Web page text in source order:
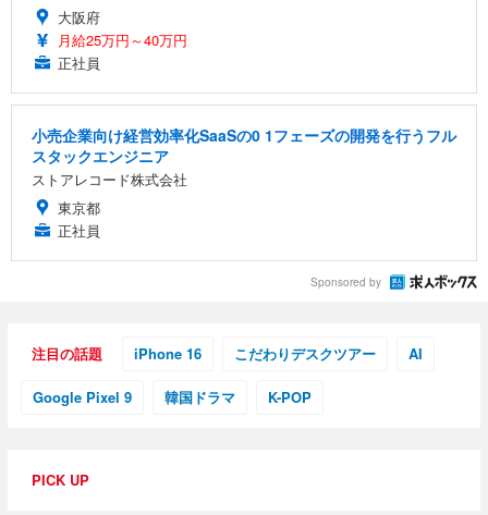
大阪府
月給25万円～40万円
正社員
小売企業向け経営効率化SaaSの0 1フェーズの開発を行うフル
スタックエンジニア
ストアレコード株式会社
東京都
正社員
Sponsored by
注目の話題 iPhone 16 こだわりデスクツアー AI
Google Pixel 9 韓国ドラマ K-POP
PICK UP